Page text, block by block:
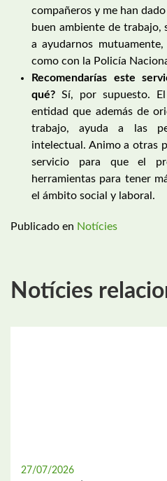
compañeros y me han
buen ambiente de trabajo,
a ayudarnos
como con la Policía
Recomendarías este
qué? Sí, por supuesto.
entidad que además de
trabajo, ayuda a las
intelectual. Animo a otras
servicio para que el
herramientas para tener
el ámbito social y laboral.
Publicado en Notícies
Notícies
27/07/2026